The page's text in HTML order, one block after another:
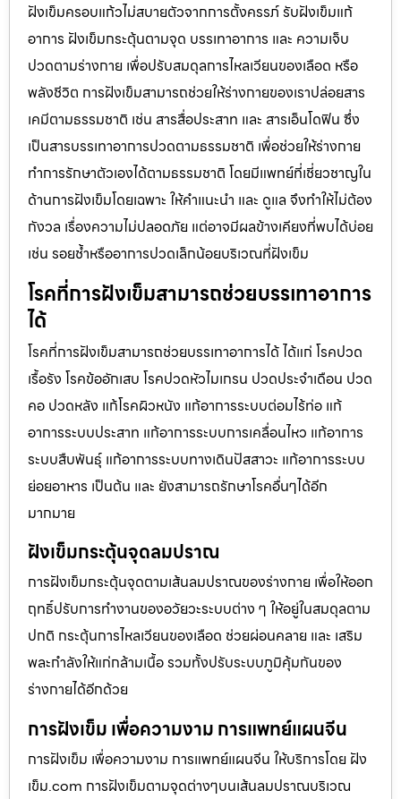
ฝังเข็มครอบแก้วไม่สบายตัวจากการตั้งครรภ์ รับฝังเข็มแก้
อาการ ฝังเข็มกระตุ้นตามจุด บรรเทาอาการ และ ความเจ็บ
ปวดตามร่างกาย เพื่อปรับสมดุลการไหลเวียนของเลือด หรือ
พลังชีวิต การฝังเข็มสามารถช่วยให้ร่างกายของเราปล่อยสาร
เคมีตามธรรมชาติ เช่น สารสื่อประสาท และ สารเอ็นโดฟิน ซึ่ง
เป็นสารบรรเทาอาการปวดตามธรรมชาติ เพื่อช่วยให้ร่างกาย
ทำการรักษาตัวเองได้ตามธรรมชาติ โดยมีแพทย์ที่เชี่ยวชาญใน
ด้านการฝังเข็มโดยเฉพาะ ให้คำแนะนำ และ ดูแล จึงทำให้ไม่ต้อง
กังวล เรื่องความไม่ปลอดภัย แต่อาจมีผลข้างเคียงที่พบได้บ่อย
เช่น รอยช้ำหรืออาการปวดเล็กน้อยบริเวณที่ฝังเข็ม
โรคที่การฝังเข็มสามารถช่วยบรรเทาอาการ
ได้
โรคที่การฝังเข็มสามารถช่วยบรรเทาอาการได้ ได้แก่ โรคปวด
เรื้อรัง โรคข้ออักเสบ โรคปวดหัวไมเกรน ปวดประจําเดือน ปวด
คอ ปวดหลัง แก้โรคผิวหนัง แก้อาการระบบต่อมไร้ท่อ แก้
อาการระบบประสาท แก้อาการระบบการเคลื่อนไหว แก้อาการ
ระบบสืบพันธุ์ แก้อาการระบบทางเดินปัสสาวะ แก้อาการระบบ
ย่อยอาหาร เป็นต้น และ ยังสามารถรักษาโรคอื่นๆได้อีก
มากมาย
ฝังเข็มกระตุ้นจุดลมปราณ
การฝังเข็มกระตุ้นจุดตามเส้นลมปราณของร่างกาย เพื่อให้ออก
ฤทธิ์ปรับการทำงานของอวัยวะระบบต่าง ๆ ให้อยู่ในสมดุลตาม
ปกติ กระตุ้นการไหลเวียนของเลือด ช่วยผ่อนคลาย และ เสริม
พละกำลังให้แก่กล้ามเนื้อ รวมทั้งปรับระบบภูมิคุ้มกันของ
ร่างกายได้อีกด้วย
การฝังเข็ม เพื่อความงาม การแพทย์แผนจีน
การฝังเข็ม เพื่อความงาม การแพทย์แผนจีน ให้บริการโดย ฝัง
เข็ม.com การฝังเข็มตามจุดต่างๆบนเส้นลมปราณบริเวณ